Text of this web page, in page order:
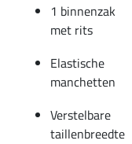
1 binnenzak
met rits
Elastische
manchetten
Verstelbare
taillenbreedte